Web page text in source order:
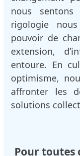
nous
rigologie
pouvoir de
extension,
entoure. En
optimisme,
affronter les
solutions
Pour toutes